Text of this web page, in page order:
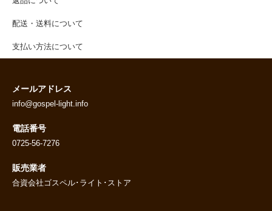
配送・送料について
支払い方法について
メールアドレス
info@gospel-light.info
電話番号
0725-56-7276
販売業者
合資会社ゴスペル･ライト･ストア